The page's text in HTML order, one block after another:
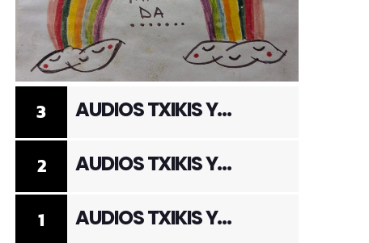
1 AUDIOS TXIKIS Y
2 AUDIOS TXIKIS Y
3 AUDIOS TXIKIS Y